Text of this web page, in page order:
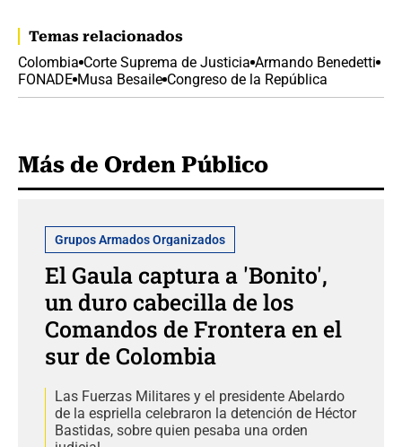
Temas relacionados
Colombia Corte Suprema de Justicia Armando Benedetti
FONADE Musa Besaile Congreso de la República
Más de Orden Público
Grupos Armados Organizados
El Gaula captura a 'Bonito',
un duro cabecilla de los
Comandos de Frontera en el
sur de Colombia
Las Fuerzas Militares y el presidente Abelardo
de la espriella celebraron la detención de Héctor
Bastidas, sobre quien pesaba una orden